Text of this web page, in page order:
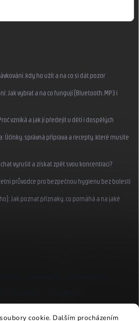
cookie. Dalším procházením
kdy ho užít a na co si dát pozor
Jak vybrat a na co fungují (Bluetooth, MP3 i
vzniká a jak jí předejít u dětí i dospělých
Účinky, správná příprava a recepty, které musíte
vyrušit a získat zpět svou koncentraci?
průvodce pro bezpečnou hygienu bez bolesti
Jak poznat příznaky, co pomáhá a na jaké